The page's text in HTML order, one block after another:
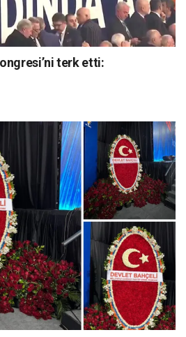
terk etti: